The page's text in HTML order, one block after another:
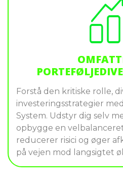
Forstå den kritiske rolle,
investeringsstrategier
System. Udstyr dig selv
opbygge en
reducerer risici og øger
på vejen mod langsigtet